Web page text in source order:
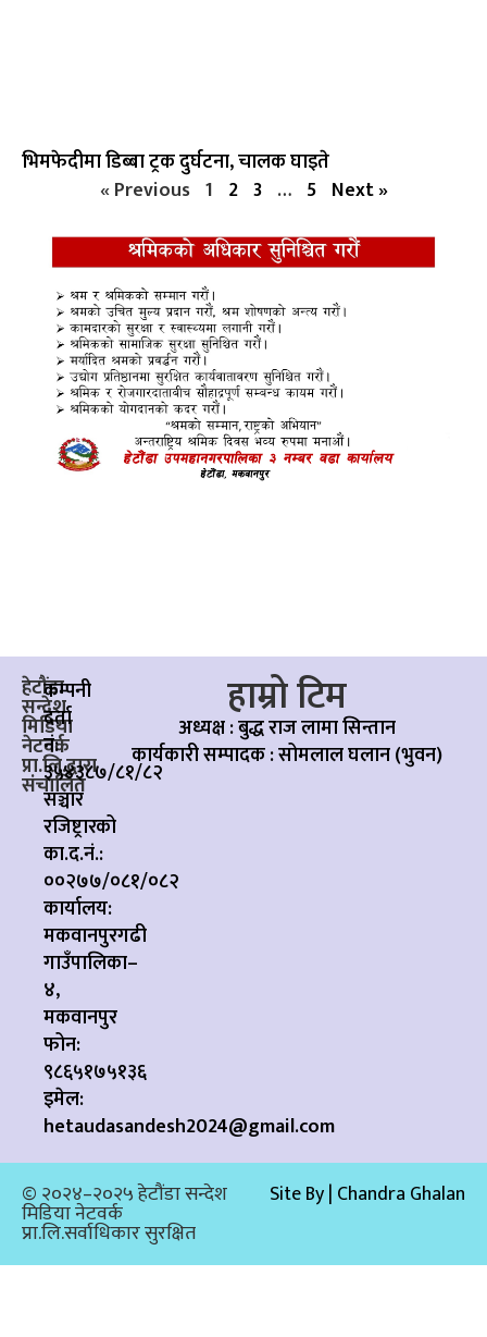
भिमफेदीमा डिब्बा ट्रक दुर्घटना, चालक घाइते
« Previous 1 2 3 … 5 Next »
हेटौंडा
सन्देश
मिडिया
नेटवर्क
प्रा.लि.द्वारा
संचालित
कम्पनी
दर्ता
नं:
३५४३८७/८१/८२
सञ्चार
रजिष्ट्रारको
का.द.नं.:
००२७७/०८१/०८२
कार्यालय:
मकवानपुरगढी
गाउँपालिका–
४,
मकवानपुर
फोन:
९८६५१७५१३६
इमेल:
hetaudasandesh2024@gmail.com
हाम्रो टिम
अध्यक्ष : बुद्ध राज लामा सिन्तान
कार्यकारी सम्पादक :सोमलाल घलान (भुवन)
© २०२४–२०२५ हेटौंडा सन्देश
मिडिया नेटवर्क
प्रा.लि.सर्वाधिकार सुरक्षित​
Site By | Chandra Ghalan